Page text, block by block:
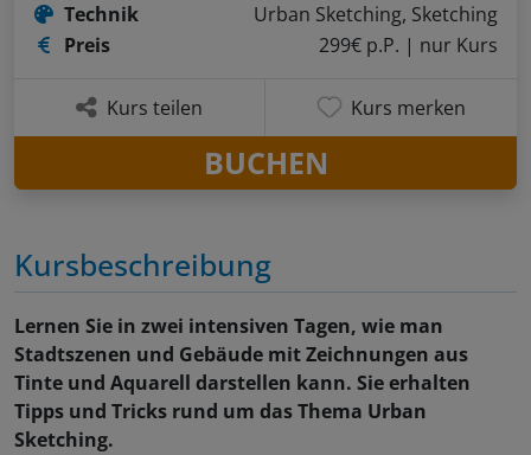
Kursbeschreibung
Lernen Sie in zwei intensiven Tagen, wie man
Stadtszenen und Gebäude mit Zeichnungen aus
Tinte und Aquarell darstellen kann. Sie erhalten
Tipps und Tricks rund um das Thema Urban
Sketching.
Technik
Urban Sketching, Sketching
Preis
299€ p.P. | nur Kurs
Kurs teilen Kurs merken
BUCHEN